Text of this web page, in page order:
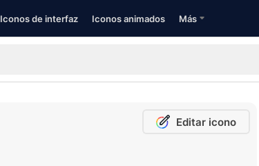
Iconos de interfaz Iconos animados Más
Editar icono